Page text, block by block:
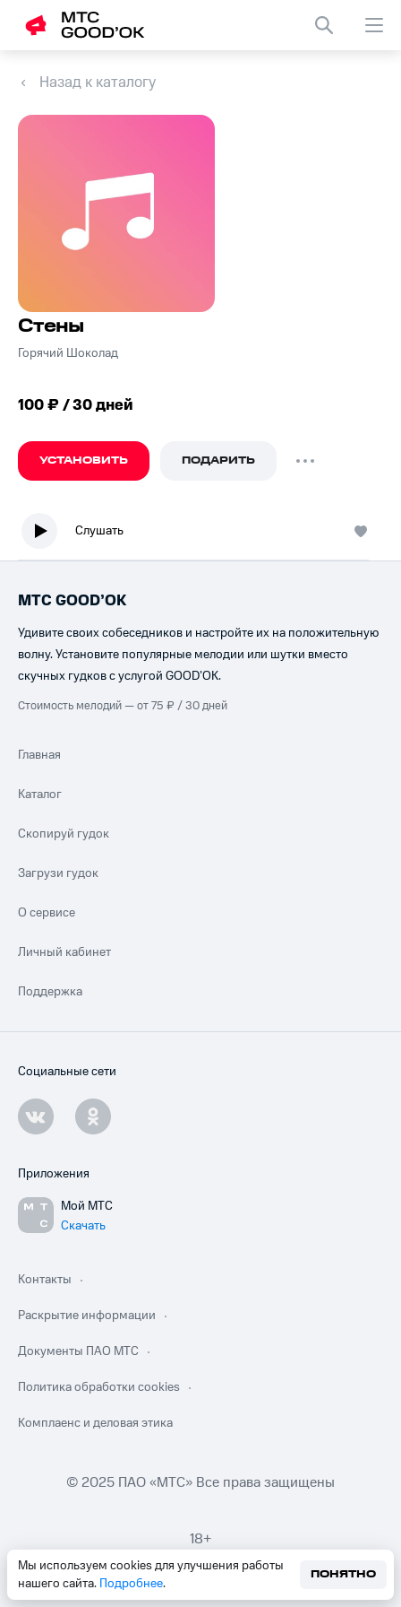
Назад к каталогу
Стены
Горячий Шоколад
100 ₽ / 30 дней
УСТАНОВИТЬ ПОДАРИТЬ
Слушать
Мы используем cookies для улучшения работы
нашего сайта. Подробнее.
ПОНЯТНО
МТС GOOD’OK
Удивите своих собеседников и настройте их на положительную
волну. Установите популярные мелодии или шутки вместо
скучных гудков с услугой GOOD’OK.
Стоимость мелодий — от 75 ₽ / 30 дней
Главная
Каталог
Скопируй гудок
Загрузи гудок
О сервисе
Личный кабинет
Поддержка
Социальные сети
Приложения
Мой МТС
Скачать
Контакты
Раскрытие информации
Документы ПАО МТС
Политика обработки cookies
Комплаенс и деловая этика
© 2025 ПАО «МТС» Все права защищены
18+